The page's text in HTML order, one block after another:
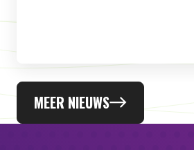
MEER NIEUWS